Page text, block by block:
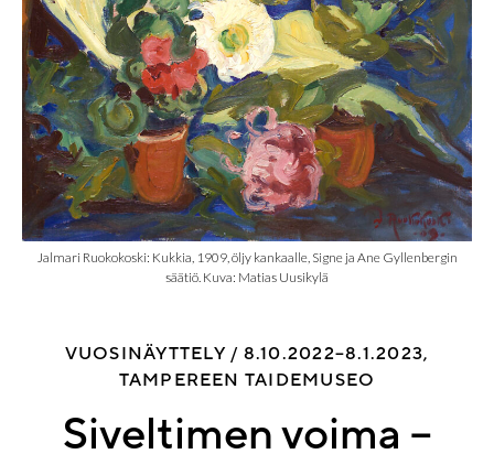
Jalmari Ruokokoski: Kukkia, 1909, öljy kankaalle, Signe ja Ane Gyllenbergin
säätiö. Kuva: Matias Uusikylä
VUOSINÄYTTELY / 8.10.2022–8.1.2023,
TAMPEREEN TAIDEMUSEO
Siveltimen voima –